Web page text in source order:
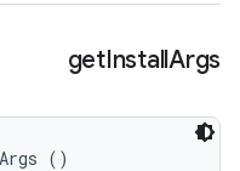
getInstallArgs
()